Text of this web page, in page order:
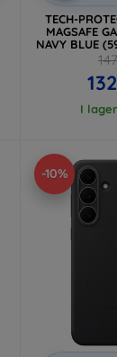
TECH-
MAGSAFE
NAVY BLUE
I
-10%